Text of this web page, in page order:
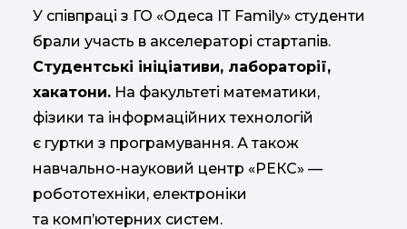
У співпраці з ГО «Одеса ІТ Family» студенти
брали участь в акселераторі стартапів.
Студентські ініціативи, лабораторії,
хакатони. На факультеті математики,
фізики та інформаційних технологій
є гуртки з програмування. А також
навчально-науковий центр «РЕКС» —
робототехніки, електроніки
та комп’ютерних систем.